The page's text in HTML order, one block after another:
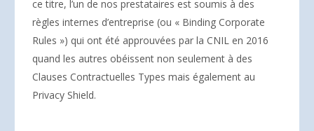
ce titre, l’un de nos prestataires est soumis à des
règles internes d’entreprise (ou « Binding Corporate
Rules ») qui ont été approuvées par la CNIL en 2016
quand les autres obéissent non seulement à des
Clauses Contractuelles Types mais également au
Privacy Shield.